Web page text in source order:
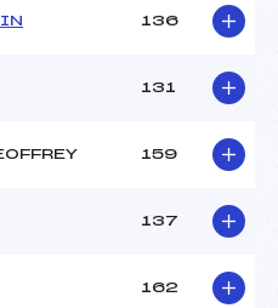
136
131
159
137
162